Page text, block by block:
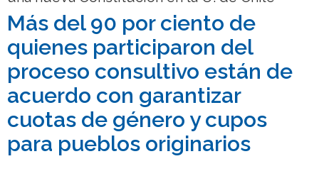
Funcionarias/os
Egresadas/os
Más del 90 por ciento de
quienes participaron del
proceso consultivo están de
acuerdo con garantizar
cuotas de género y cupos
para pueblos originarios